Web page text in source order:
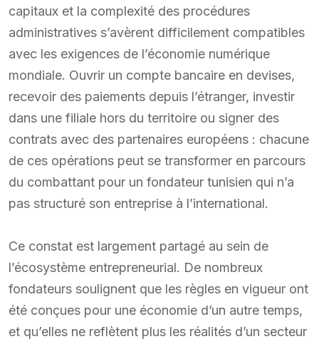
capitaux et la complexité des procédures
administratives s’avèrent difficilement compatibles
avec les exigences de l’économie numérique
mondiale. Ouvrir un compte bancaire en devises,
recevoir des paiements depuis l’étranger, investir
dans une filiale hors du territoire ou signer des
contrats avec des partenaires européens : chacune
de ces opérations peut se transformer en parcours
du combattant pour un fondateur tunisien qui n’a
pas structuré son entreprise à l’international.
Ce constat est largement partagé au sein de
l’écosystème entrepreneurial. De nombreux
fondateurs soulignent que les règles en vigueur ont
été conçues pour une économie d’un autre temps,
et qu’elles ne reflètent plus les réalités d’un secteur